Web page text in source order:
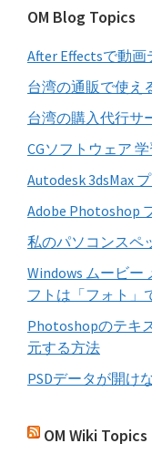
バ
ー
ト
検
索
す
る
OM Blog Topics
After Effectsで動
台湾の通販で使え
台湾の購入代行サ
CGソフトウェア
Autodesk 3dsMax
Adobe Photoshop
私のパソコンスペ
Windows ムービー
フトは「フォト」
Photoshopのテキ
元する方法
PSDデータが開け
OM Wiki Topics